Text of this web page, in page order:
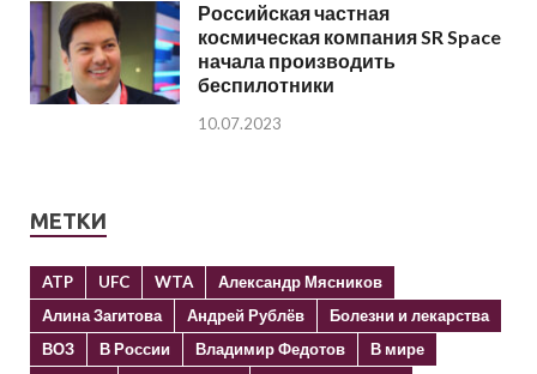
Российская частная
космическая компания SR Space
начала производить
беспилотники
10.07.2023
МЕТКИ
ATP UFC WTA
Александр Мясников
Алина Загитова
Андрей Рублёв
Болезни и лекарства
ВОЗ
В России Владимир Федотов
В мире